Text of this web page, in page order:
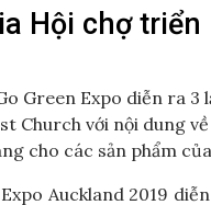
Hội chợ triển
Green Expo diễn ra 3
Church với nội dung
cho các sản phẩm
Auckland 2019